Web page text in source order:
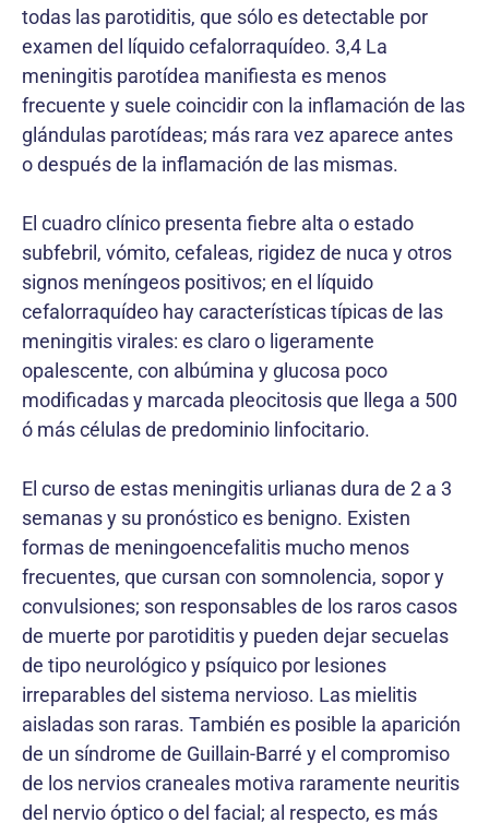
todas las parotiditis, que sólo es detectable por
examen del líquido cefalorraquídeo. 3,4 La
meningitis parotídea manifiesta es menos
frecuente y suele coincidir con la inflamación de las
glándulas parotídeas; más rara vez aparece antes
o después de la inflamación de las mismas.
El cuadro clínico presenta fiebre alta o estado
subfebril, vómito, cefaleas, rigidez de nuca y otros
signos meníngeos positivos; en el líquido
cefalorraquídeo hay características típicas de las
meningitis virales: es claro o ligeramente
opalescente, con albúmina y glucosa poco
modificadas y marcada pleocitosis que llega a 500
ó más células de predominio linfocitario.
El curso de estas meningitis urlianas dura de 2 a 3
semanas y su pronóstico es benigno. Existen
formas de meningoencefalitis mucho menos
frecuentes, que cursan con somnolencia, sopor y
convulsiones; son responsables de los raros casos
de muerte por parotiditis y pueden dejar secuelas
de tipo neurológico y psíquico por lesiones
irreparables del sistema nervioso. Las mielitis
aisladas son raras. También es posible la aparición
de un síndrome de Guillain-Barré y el compromiso
de los nervios craneales motiva raramente neuritis
del nervio óptico o del facial; al respecto, es más